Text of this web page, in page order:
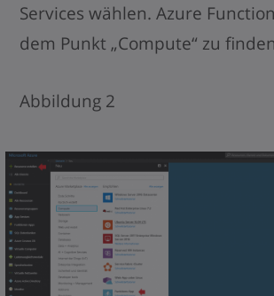
Services wählen. Azure
dem Punkt „Compute“ zu
Abbildung 2